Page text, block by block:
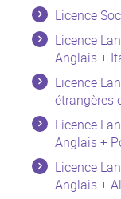
Licence
Licence
Anglais +
Licence
étrangères
Licence
Anglais +
Licence
Anglais +